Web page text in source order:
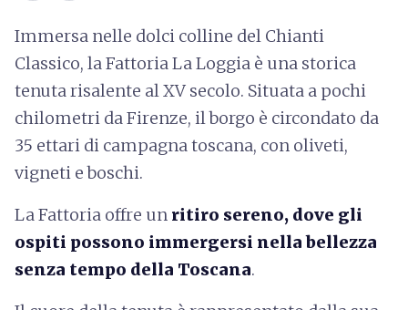
Immersa nelle dolci colline del Chianti
Classico, la Fattoria La Loggia è una storica
tenuta risalente al XV secolo. Situata a pochi
chilometri da Firenze, il borgo è circondato da
35 ettari di campagna toscana, con oliveti,
vigneti e boschi.
La Fattoria offre un ritiro sereno, dove gli
ospiti possono immergersi nella bellezza
senza tempo della Toscana.